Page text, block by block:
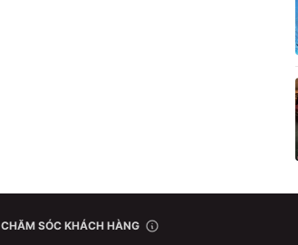
CHĂM SÓC KHÁCH HÀNG